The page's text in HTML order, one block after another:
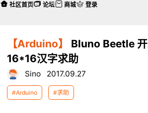
【Arduino】
Bluno Beetle
16*16汉字求助
Sino 2017.09.27
#Arduino #求助
社区首页 论坛 商城 登录